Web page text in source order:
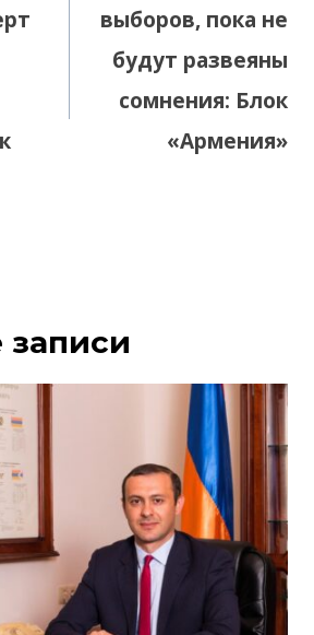
выборов, пока не
будут развеяны
сомнения: Блок
«Армения»